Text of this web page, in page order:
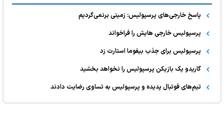
پاسخ خارجی‌های پرسپولیس: زمینی برنمی‌گردیم
پرسپولیس خارجی هایش را فراخواند
پرسپولیس برای جذب بیفوما استارت زد
گاریدو یک بازیکن پرسپولیس را نخواهد بخشید
تیم‌های فوتبال پدیده و پرسپولیس به تساوی رضایت دادند